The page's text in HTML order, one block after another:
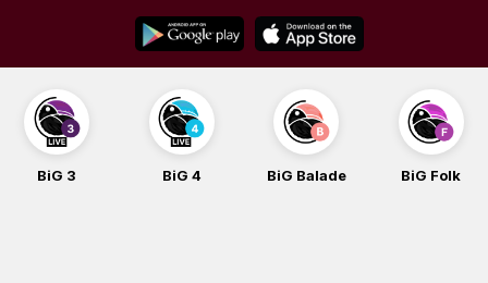
content
BiG 3 BiG 4 BiG Balade BiG Folk